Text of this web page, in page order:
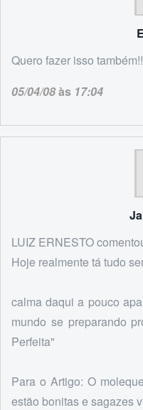
Quero fazer isso
05/04/08às 17:04
LUIZ ERNESTO
Hoje realmente tá tudo
calma daqui a pouco
mundo se preparando
Perfeita"
Para o Artigo: O
estão bonitas e sagazes